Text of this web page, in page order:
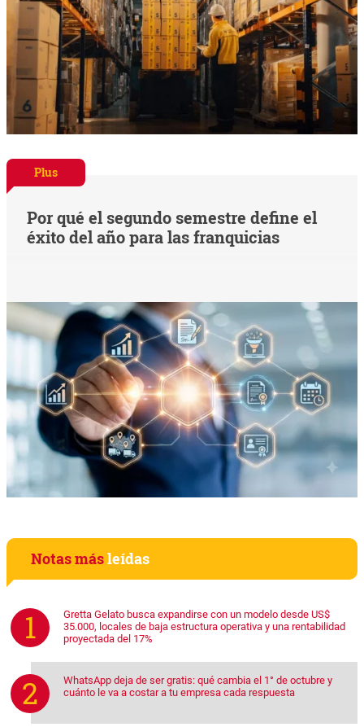
Plus
Por qué el segundo semestre define el
éxito del año para las franquicias
Notas másleídas
Gretta Gelato busca expandirse con un modelo desde US$
35.000, locales de baja estructura operativa y una rentabilidad
proyectada del 17%
WhatsApp deja de ser gratis: qué cambia el 1° de octubre y
cuánto le va a costar a tu empresa cada respuesta